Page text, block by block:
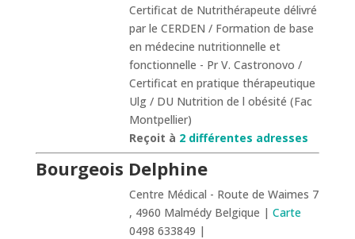
Certificat de Nutrithérapeute délivré
par le CERDEN / Formation de base
en médecine nutritionnelle et
fonctionnelle - Pr V. Castronovo /
Certificat en pratique thérapeutique
Ulg / DU Nutrition de l obésité (Fac
Montpellier)
Reçoit à 2 différentes adresses
Bourgeois Delphine
Centre Médical - Route de Waimes 7
, 4960 Malmédy Belgique |Carte
0498 633849 |